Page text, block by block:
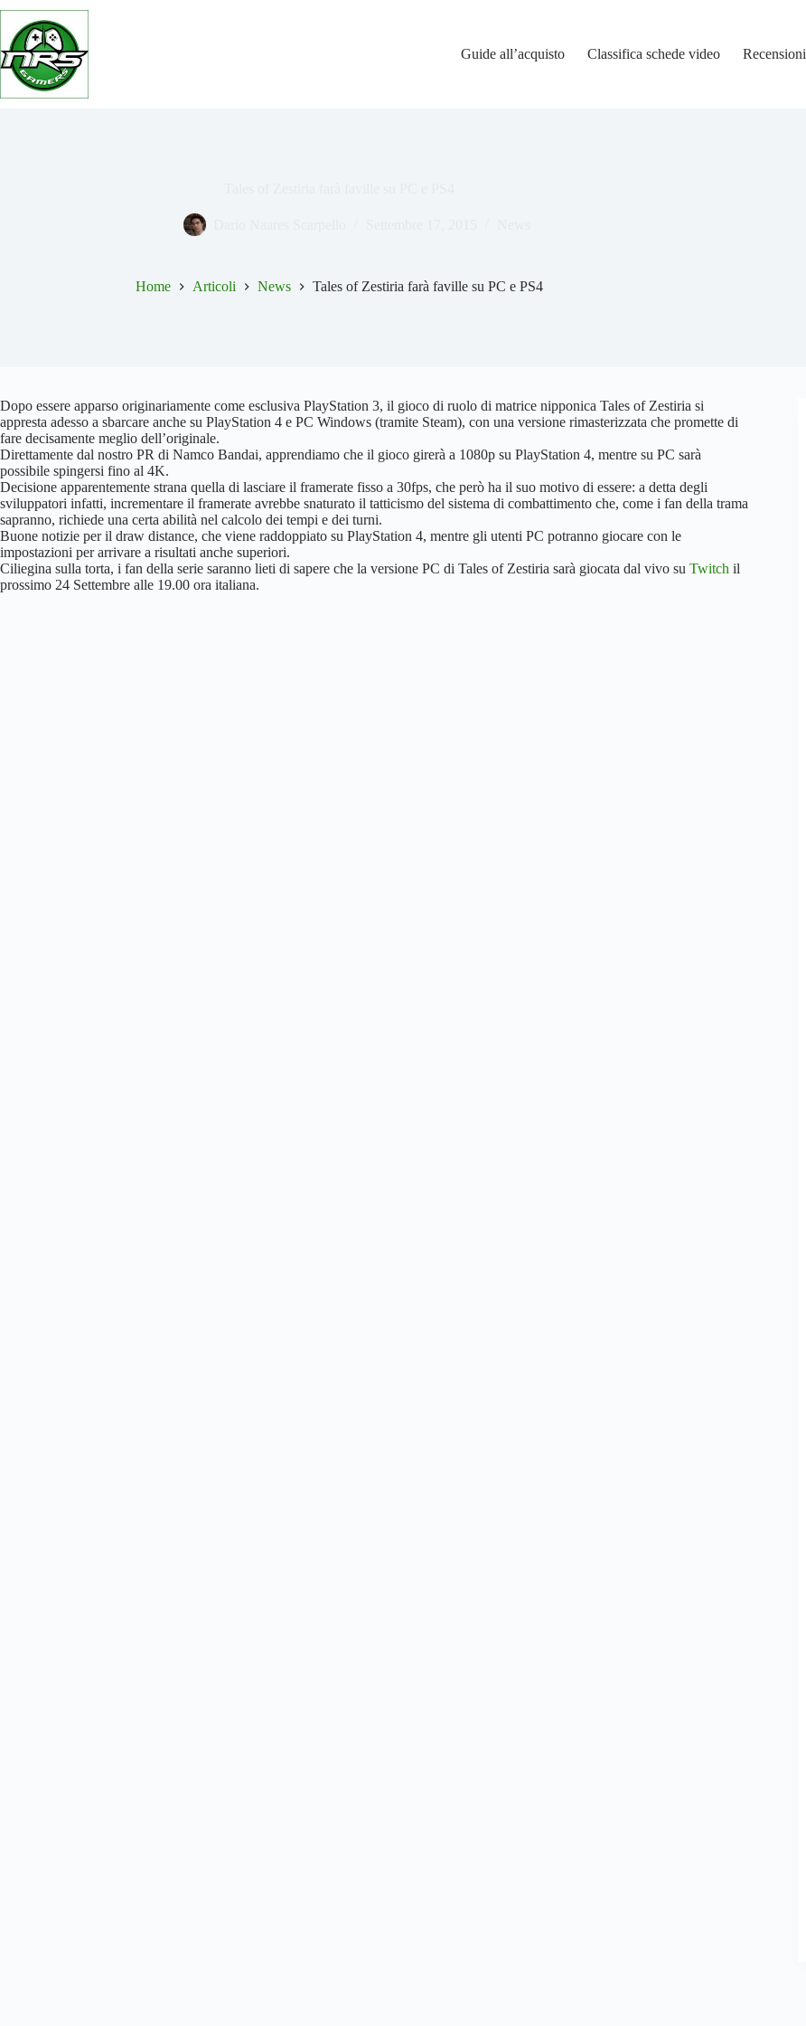
Salta
contenuto
Guide all’acquisto
Classifica schede video Recensioni
Home Articoli News Tales of Zestiria farà faville su PC e PS4
Dopo essere apparso originariamente come esclusiva PlayStation 3, il gioco di ruolo di matrice nipponica Tales of Zestiria si
appresta adesso a sbarcare anche su PlayStation 4 e PC Windows (tramite Steam), con una versione rimasterizzata che promette di
fare decisamente meglio dell’originale.
Direttamente dal nostro PR di Namco Bandai, apprendiamo che il gioco girerà a 1080p su PlayStation 4, mentre su PC sarà
possibile spingersi fino al 4K.
Decisione apparentemente strana quella di lasciare il framerate fisso a 30fps, che però ha il suo motivo di essere: a detta degli
sviluppatori infatti, incrementare il framerate avrebbe snaturato il tatticismo del sistema di combattimento che, come i fan della trama
sapranno, richiede una certa abilità nel calcolo dei tempi e dei turni.
Buone notizie per il draw distance, che viene raddoppiato su PlayStation 4, mentre gli utenti PC potranno giocare con le
impostazioni per arrivare a risultati anche superiori.
Ciliegina sulla torta, i fan della serie saranno lieti di sapere che la versione PC di Tales of Zestiria sarà giocata dal vivo su Twitch il
prossimo 24 Settembre alle 19.00 ora italiana.